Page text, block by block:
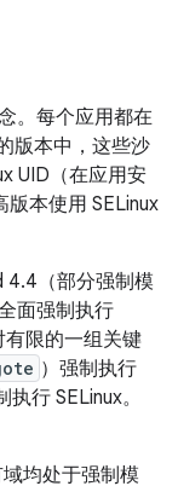
。每个应用都在
版本中，这些沙
UID（在应用安
本使用 SELinux
4.4（部分强制模
面强制执行
有限的一组关键
）强制执行
行 SELinux。
均处于强制模